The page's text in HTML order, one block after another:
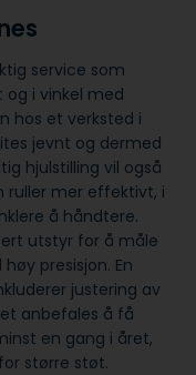
service som
og i vinkel med
hos et verksted i
jevnt og dermed
hjulstilling vil også
ruller mer effektivt, i
å håndtere.
utstyr for å måle
presisjon. En
justering av
anbefales å få
en gang i året,
større støt.